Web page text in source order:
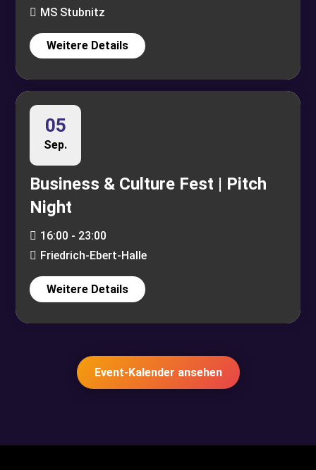
MS Stubnitz
Weitere Details
05
Sep.
Business & Culture Fest | Pitch
Night
16:00 - 23:00
Friedrich-Ebert-Halle
Weitere Details
Event-Kalender ansehen